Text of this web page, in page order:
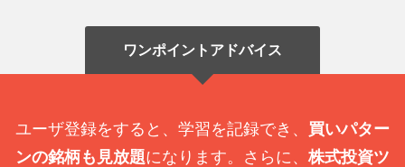
ワンポイントアドバイス
ユーザ登録をすると、学習を記録でき、 買いパター
ンの銘柄も見放題になります。さらに、 株式投資ツ